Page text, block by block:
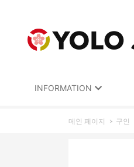
INFORMATION
메인 페이지 구인